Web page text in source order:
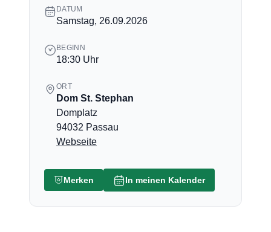
DATUM
Samstag, 26.09.2026
BEGINN
18:30 Uhr
ORT
Dom St. Stephan
Domplatz
94032 Passau
Webseite
Merken In meinen Kalender